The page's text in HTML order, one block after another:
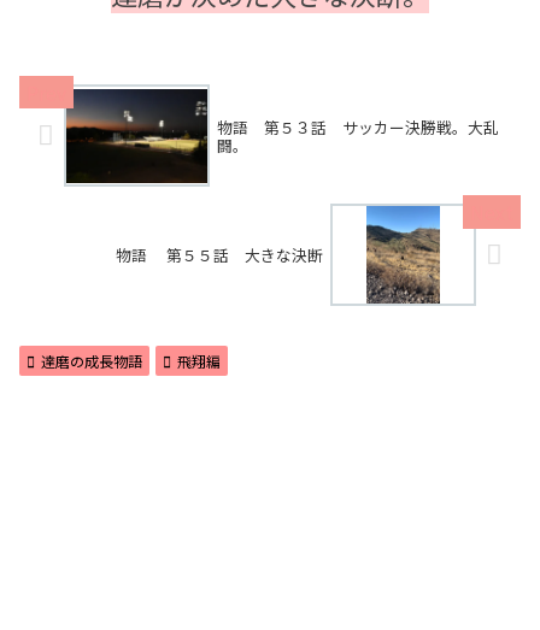
物語 第５３話 サッカー決勝戦。大乱
闘。
物語 第５５話 大きな決断
達磨の成長物語 飛翔編